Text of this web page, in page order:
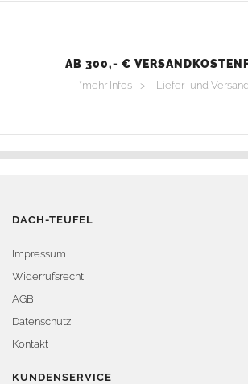
AB 300,- €
*mehr Infos > Liefer- und
DACH-TEUFEL
Impressum
Widerrufsrecht
AGB
Datenschutz
Kontakt
KUNDENSERVICE